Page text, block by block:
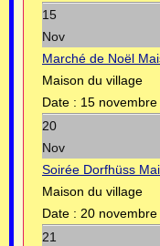
15
Nov
Marché de Noël
Maison du village
Date : 15
20
Nov
Soirée Dorfhüss
Maison du village
Date : 20
21